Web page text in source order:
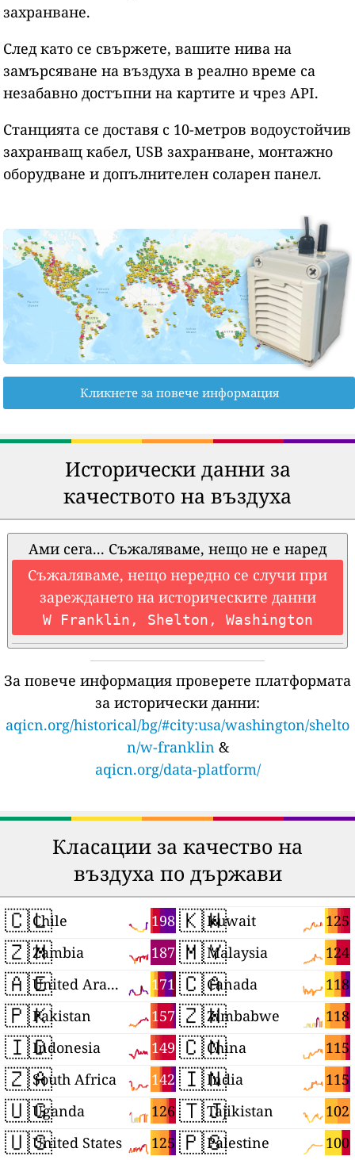
захранване.
След като се свържете, вашите нива на
замърсяване на въздуха в реално време са
незабавно достъпни на картите и чрез API.
Станцията се доставя с 10-метров водоустойчив
захранващ кабел, USB захранване, монтажно
оборудване и допълнителен соларен панел.
Кликнете за повече информация
Исторически данни за
качеството на въздуха
Ами сега... Съжаляваме, нещо не е наред
Съжаляваме, нещо нередно се случи при
зареждането на историческите данни
W Franklin, Shelton, Washington
За повече информация проверете платформата
за исторически данни:
aqicn.org/historical/bg/#city:usa/washington/shelto
n/w-franklin &
aqicn.org/data-platform/
Класации за качество на
въздуха по държави
🇨🇱 198
Chile
🇿🇲 187
Zambia
🇦🇪 171
United Arab Emirates
🇵🇰 157
Pakistan
🇮🇩 149
Indonesia
🇿🇦 142
South Africa
🇺🇬 126
Uganda
🇺🇸 125
United States
🇰🇼 125
Kuwait
🇲🇾 124
Malaysia
🇨🇦 118
Canada
🇿🇼 118
Zimbabwe
🇨🇳 115
China
🇮🇳 115
India
🇹🇯 102
Tajikistan
🇵🇸 100
Palestine